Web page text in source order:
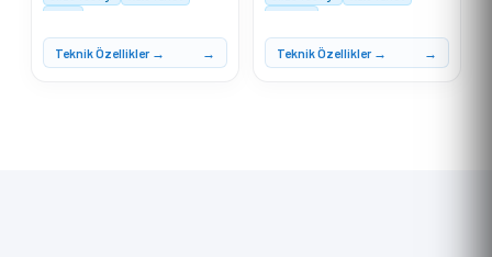
XACT
Teknik Özellikler →
XACT PC
Teknik Özellikler →